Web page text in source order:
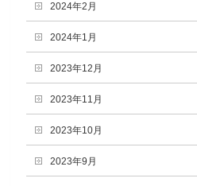
2024年2月
2024年1月
2023年12月
2023年11月
2023年10月
2023年9月